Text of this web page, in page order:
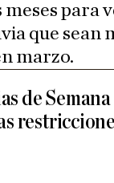
para
que sean
marzo.
de Semana